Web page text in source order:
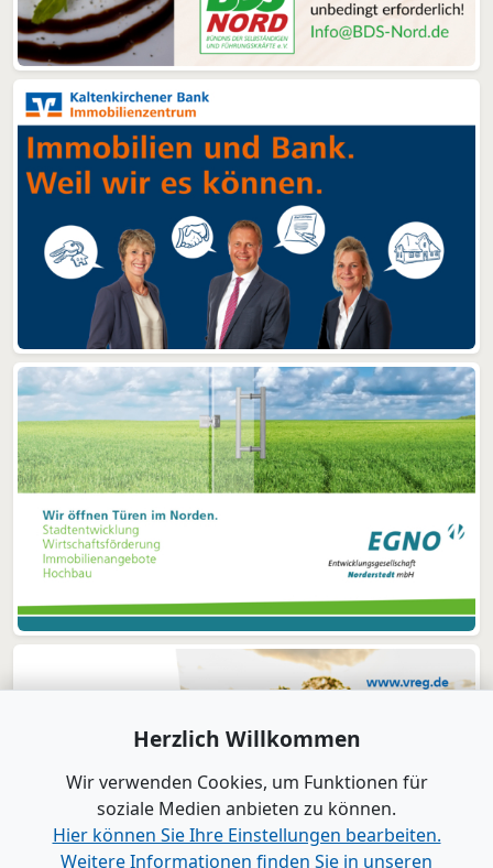
Herzlich Willkommen
Wir verwenden Cookies, um Funktionen für
soziale Medien anbieten zu können.
Hier können Sie Ihre Einstellungen bearbeiten.
Weitere Informationen finden Sie in unseren